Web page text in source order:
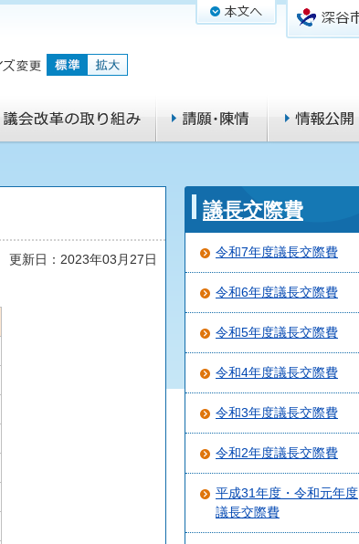
更新日：2023年03月27日
議長交際費
令和7年度議長交際費
令和6年度議長交際費
令和5年度議長交際費
令和4年度議長交際費
令和3年度議長交際費
令和2年度議長交際費
平成31年度・令和元年度
議長交際費